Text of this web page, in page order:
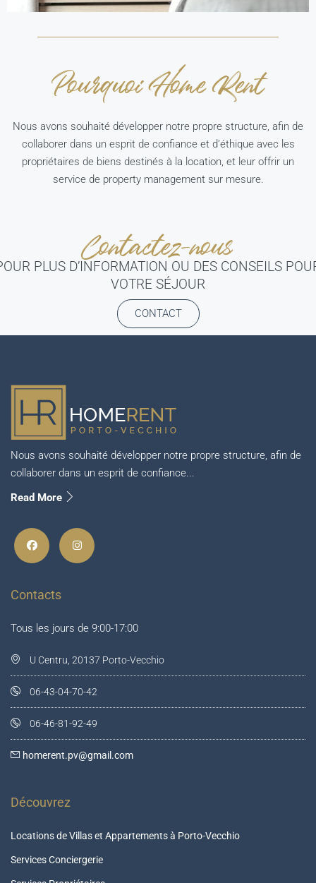
Pourquoi Home Rent
Nous avons souhaité développer notre propre structure, afin de
collaborer dans un esprit de confiance et d’éthique avec les
propriétaires de biens destinés à la location, et leur offrir un
service de property management sur mesure.
Contactez-nous
PLUS D’INFORMATION OU DES CONSEILS
VOTRE SÉJOUR
CONTACT
Nous avons souhaité développer notre propre structure, afin de
collaborer dans un esprit de confiance...
Read More
Contacts
Tous les jours de 9:00-17:00
U Centru, 20137 Porto-Vecchio
06-43-04-70-42
06-46-81-92-49
homerent.pv@gmail.com
Découvrez
Locations de Villas et Appartements à Porto-Vecchio
Services Conciergerie